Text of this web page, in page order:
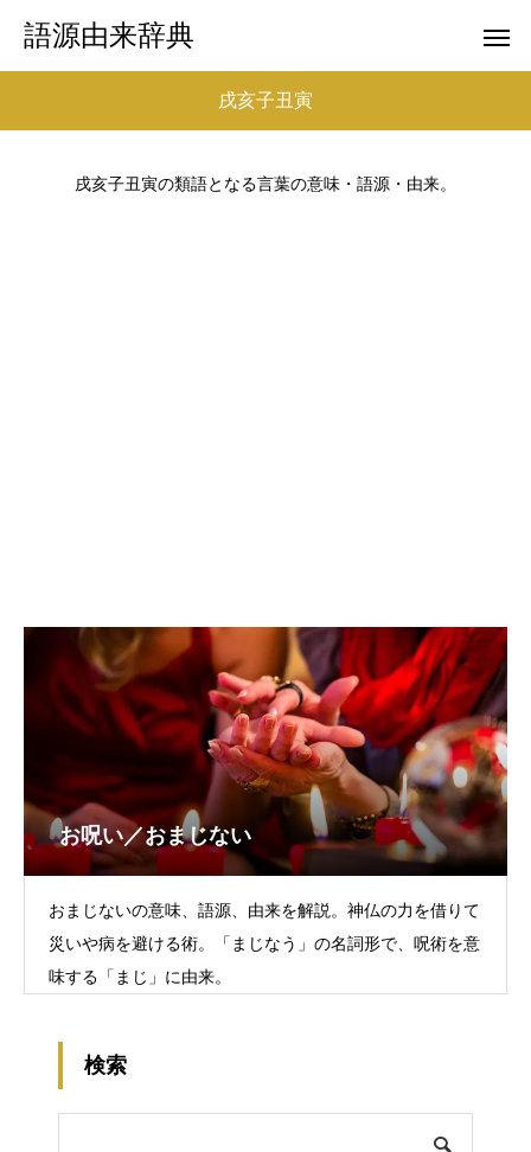
語源由来辞典
戌亥子丑寅
戌亥子丑寅の類語となる言葉の意味・語源・由来。
お呪い／おまじない
おまじないの意味、語源、由来を解説。神仏の力を借りて
災いや病を避ける術。「まじなう」の名詞形で、呪術を意
味する「まじ」に由来。
検索